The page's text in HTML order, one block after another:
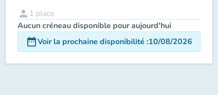
person 1 place
Aucun créneau disponible pour aujourd'hui
date_rangeVoir la prochaine disponibilité :10/08/2026